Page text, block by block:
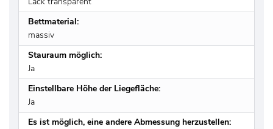
Bettmaterial:
massiv
Stauraum möglich:
Ja
Einstellbare Höhe der Liegefläche:
Ja
Es ist möglich, eine andere Abmessung herzustellen: